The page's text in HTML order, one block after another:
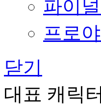
파이
프로
닫기
대표 캐릭